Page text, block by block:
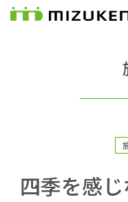
四季を感